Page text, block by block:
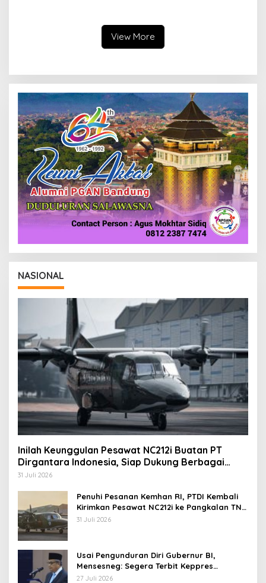
Berintegritas
View More
NASIONAL
Inilah Keunggulan Pesawat NC212i Buatan PT
Dirgantara Indonesia, Siap Dukung Berbagai
Operasi TNI
31 Juli 2026
Penuhi Pesanan Kemhan RI, PTDI Kembali
Kirimkan Pesawat NC212i ke Pangkalan TNI
AU
31 Juli 2026
Usai Pengunduran Diri Gubernur BI,
Mensesneg: Segera Terbit Keppres
Pemberhentian dengan Hormat
27 Juli 2026